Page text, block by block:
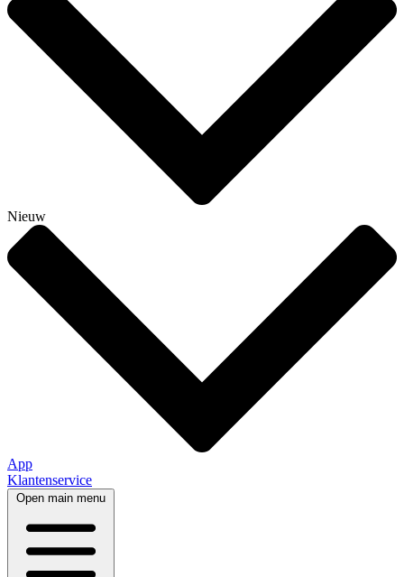
Nieuw
App
Klantenservice
Open main menu